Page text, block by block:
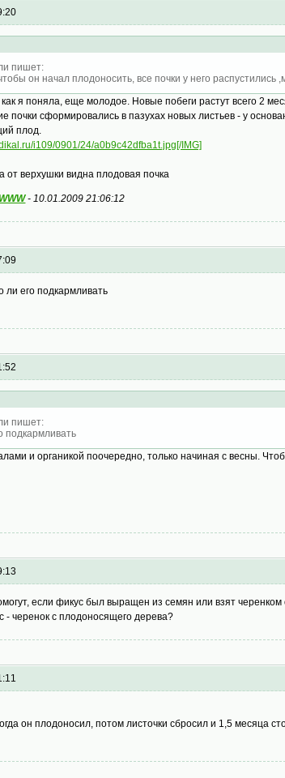
пишет:
он начал плодоносить, все почки у него
я поняла, еще молодое. Новые побеги растут всего 2
почки сформировались в пазухах новых листьев - у
плод.
i109/0901/24/a0b9c42dfba1t.jpg[/IMG]
от верхушки видна плодовая почка
-10.01.2009 21:06:12
ли его подкармливать
пишет:
подкармливать
и органикой поочередно, только начиная с весны.
если фикус был выращен из семян или взят черенком
черенок с плодоносящего дерева?
он плодоносил, потом листочки сбросил и 1,5 месяца